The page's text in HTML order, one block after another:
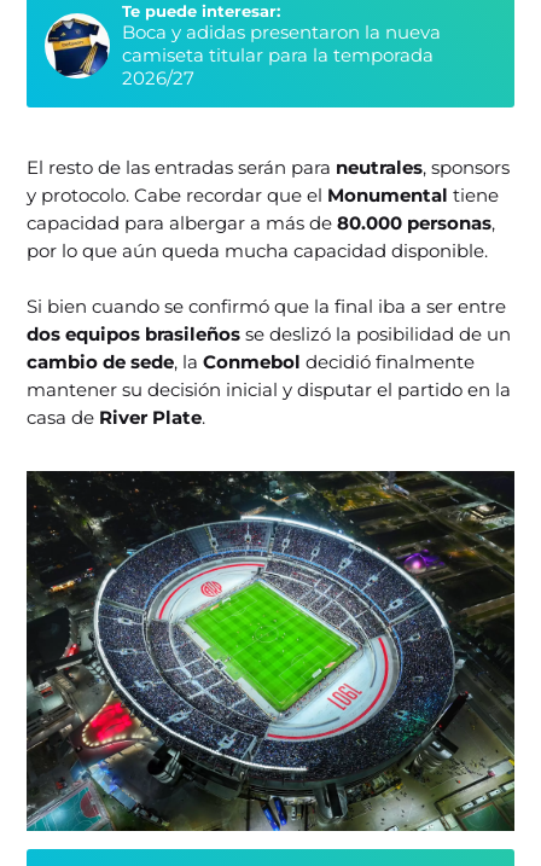
Te puede interesar:
Boca y adidas presentaron la nueva
camiseta titular para la temporada
2026/27
El resto de las entradas serán para neutrales, sponsors
y protocolo. Cabe recordar que el Monumentaltiene
capacidad para albergar a más de80.000 personas,
por lo que aún queda mucha capacidad disponible.
Si bien cuando se confirmó que la final iba a ser entre
dos equipos brasileñosse deslizó la posibilidad de un
cambio de sede, laConmeboldecidió finalmente
mantener su decisión inicial y disputar el partido en la
casa de River Plate.